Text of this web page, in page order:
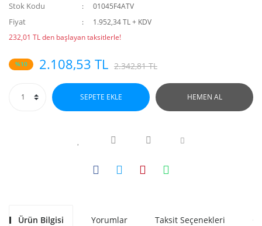
Stok Kodu 01045F4ATV
Fiyat
1.952,34 TL + KDV
232,01 TL den başlayan taksitlerle!
%10 2.108,53 TL 2.342,81 TL
SEPETE EKLE HEMEN AL
Ürün Bilgisi Yorumlar Taksit Seçenekleri